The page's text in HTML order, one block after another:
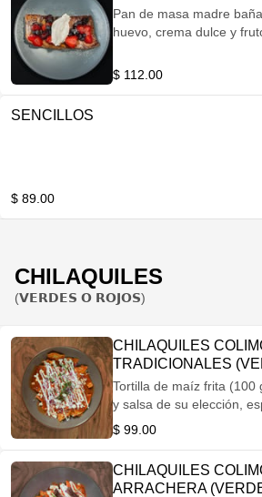
Pan de masa madre
huevo, crema dulce y
$ 112.00
SENCILLOS
$ 89.00
CHILAQUILES
(𝗩𝗘𝗥𝗗𝗘𝗦 𝗢 𝗥𝗢𝗝𝗢𝗦)
CHILAQUILES
TRADICIONALES
Tortilla de maíz frita (100
y salsa de su elección,
fresco (20 gr), crema,
$ 99.00
CHILAQUILES
ARRACHERA